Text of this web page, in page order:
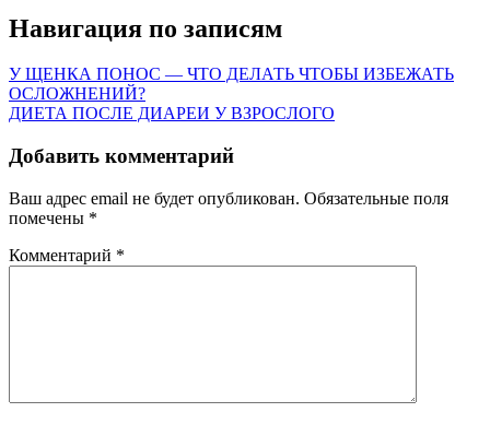
Навигация по записям
У ЩЕНКА ПОНОС — ЧТО ДЕЛАТЬ ЧТОБЫ ИЗБЕЖАТЬ
ОСЛОЖНЕНИЙ?
ДИЕТА ПОСЛЕ ДИАРЕИ У ВЗРОСЛОГО
Добавить комментарий
Ваш адрес email не будет опубликован. Обязательные поля
помечены *
Комментарий *